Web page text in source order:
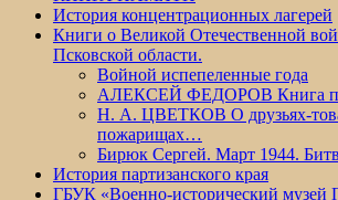
История концентрационных лагерей
Книги о Великой Отечественной
Псковской области.
Войной испепеленные года
АЛЕКСЕЙ ФЕДОРОВ Книга
Н. А. ЦВЕТКОВ О друзьях-
пожарищах…
Бирюк Сергей. Март 1944.
История партизанского края
ГБУК «Военно-исторический музей